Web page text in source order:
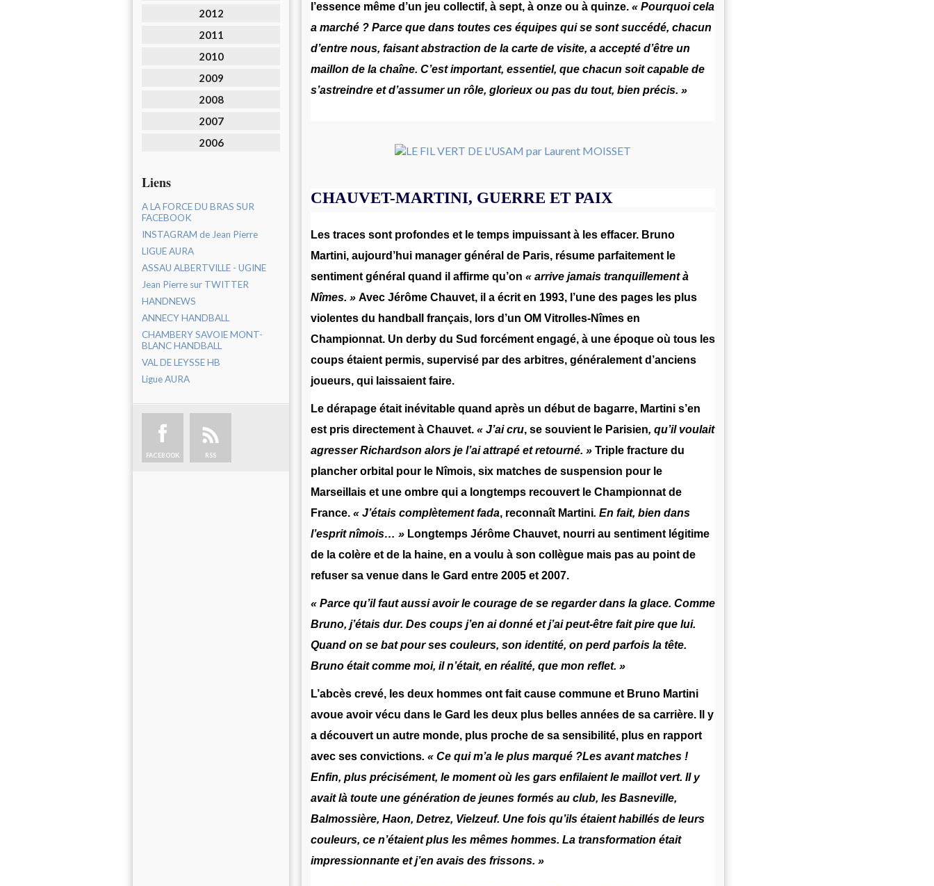
2012
2011
2010
2009
2008
2007
2006
Liens
A LA FORCE DU BRAS SUR
FACEBOOK
INSTAGRAM de Jean Pierre
LIGUE AURA
ASSAU ALBERTVILLE - UGINE
Jean Pierre sur TWITTER
HANDNEWS
ANNECY HANDBALL
CHAMBERY SAVOIE MONT-
BLANC HANDBALL
VAL DE LEYSSE HB
Ligue AURA
FACEBOOK RSS
l’essence même d’un jeu collectif, à sept, à onze ou à quinze. « Pourquoi cela
a marché ? Parce que dans toutes ces équipes qui se sont succédé, chacun
d’entre nous, faisant abstraction de la carte de visite, a accepté d’être un
maillon de la chaîne. C’est important, essentiel, que chacun soit capable de
s’astreindre et d’assumer un rôle, glorieux ou pas du tout, bien précis. »
CHAUVET-MARTINI, GUERRE ET PAIX
Les traces sont profondes et le temps impuissant à les effacer. Bruno
Martini, aujourd’hui manager général de Paris, résume parfaitement le
sentiment général quand il affirme qu’on « arrive jamais tranquillement à
Nîmes. » Avec Jérôme Chauvet, il a écrit en 1993, l’une des pages les plus
violentes du handball français, lors d’un OM Vitrolles-Nîmes en
Championnat. Un derby du Sud forcément engagé, à une époque où tous les
coups étaient permis, supervisé par des arbitres, généralement d’anciens
joueurs, qui laissaient faire.
Le dérapage était inévitable quand après un début de bagarre, Martini s’en
est pris directement à Chauvet. « J’ai cru, se souvient le Parisien, qu’il voulait
agresser Richardson alors je l’ai attrapé et retourné. » Triple fracture du
plancher orbital pour le Nîmois, six matches de suspension pour le
Marseillais et une ombre qui a longtemps recouvert le Championnat de
France. « J’étais complètement fada, reconnaît Martini. En fait, bien dans
l’esprit nîmois… » Longtemps Jérôme Chauvet, nourri au sentiment légitime
de la colère et de la haine, en a voulu à son collègue mais pas au point de
refuser sa venue dans le Gard entre 2005 et 2007.
« Parce qu’il faut aussi avoir le courage de se regarder dans la glace. Comme
Bruno, j’étais dur. Des coups j’en ai donné et j’ai peut-être fait pire que lui.
Quand on se bat pour ses couleurs, son identité, on perd parfois la tête.
Bruno était comme moi, il n’était, en réalité, que mon reflet. »
L’abcès crevé, les deux hommes ont fait cause commune et Bruno Martini
avoue avoir vécu dans le Gard les deux plus belles années de sa carrière. Il y
a découvert un autre monde, plus proche de sa sensibilité, plus en rapport
avec ses convictions. « Ce qui m’a le plus marqué ?Les avant matches !
Enfin, plus précisément, le moment où les gars enfilaient le maillot vert. Il y
avait là toute une génération de jeunes formés au club, les Basneville,
Balmossière, Haon, Detrez, Vielzeuf. Une fois qu’ils étaient habillés de leurs
couleurs, ce n’étaient plus les mêmes hommes. La transformation était
impressionnante et j’en avais des frissons. »